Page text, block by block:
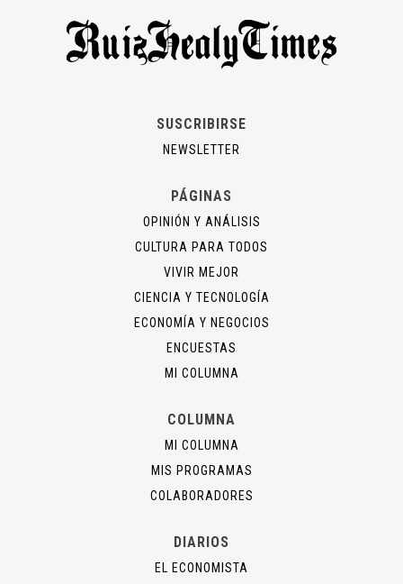
SUSCRIBIRSE
NEWSLETTER
PÁGINAS
OPINIÓN Y ANÁLISIS
CULTURA PARA TODOS
VIVIR MEJOR
CIENCIA Y TECNOLOGÍA
ECONOMÍA Y NEGOCIOS
ENCUESTAS
MI COLUMNA
COLUMNA
MI COLUMNA
MIS PROGRAMAS
COLABORADORES
DIARIOS
EL ECONOMISTA